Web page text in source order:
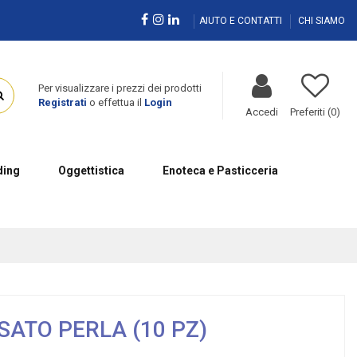
AIUTO E CONTATTI CHI SIAMO
Per visualizzare i prezzi dei prodotti
Registrati o effettua il Login
Accedi Preferiti (0)
Oggettistica Enoteca e Pasticceria
PERLA (10 PZ)